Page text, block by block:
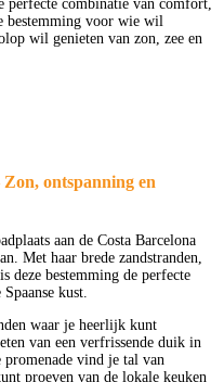
combinatie van comfort,
bestemming voor wie wil
wil genieten van zon, zee en
ontspanning en
aan de Costa Barcelona
Met haar brede zandstranden,
deze bestemming de perfecte
kust.
waar je heerlijk kunt
van een verfrissende duik in
promenade vind je tal van
proeven van de lokale keuken